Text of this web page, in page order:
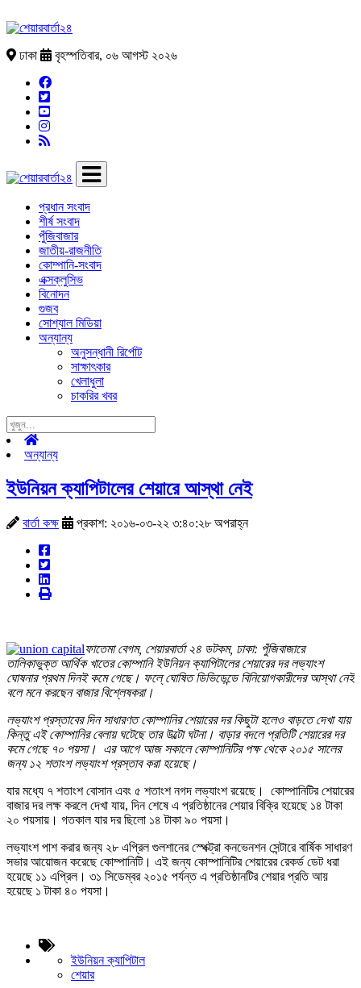
ঢাকা বৃহস্পতিবার, ০৬ আগস্ট ২০২৬
প্রধান সংবাদ
শীর্ষ সংবাদ
পুঁজিবাজার
জাতীয়-রাজনীতি
কোম্পানি-সংবাদ
এক্সক্লুসিভ
বিনোদন
গুজব
সোশ্যাল মিডিয়া
অন্যান্য
অনুসন্ধানী রির্পোট
সাক্ষাৎকার
খেলাধুলা
চাকরির খবর
অন্যান্য
ইউনিয়ন ক্যাপিটালের শেয়ারে আস্থা নেই
বার্তা কক্ষ প্রকাশ: ২০১৬-০৩-২২ ৩:৪০:২৮ অপরাহ্ন
ফাতেমা বেগম, শেয়ারবার্তা ২৪ ডটকম, ঢাকা: পুঁজিবাজারে
তালিকাভুক্ত আর্থিক খাতের কোম্পানি ইউনিয়ন ক্যাপিটালের শেয়ারের দর লভ্যাংশ
ঘোষনার প্রথম দিনই কমে গেছে। ফলে্ ঘোষিত ডিভিডেন্ডে বিনিয়োগকারীদের আস্থা নেই
বলে মনে করছেন বাজার বিশ্লেষকরা।
লভ্যাংশ প্রস্তাবের দিন সাধারণত কোম্পানির শেয়ারের দর কিছুটা হলেও বাড়তে দেখা যায়
কিন্তু এই কোম্পানির বেলায় ঘটেছে তার উল্টো ঘটনা। বাড়ার বদলে প্রতিটি শেয়ারের দর
কমে গেছে ৭০ পয়সা। এর আগে আজ সকালে কোম্পানিটির পক্ষ থেকে ২০১৫ সালের
জন্য ১২ শতাংশ লভ্যাংশ প্রস্তাব করা হয়েছে।
যার মধ্যে ৭ শতাংশ বোসান এবং ৫ শতাংশ নগদ লভ্যাংশ রয়েছে। কোম্পানিটির শেয়ারের
বাজার দর লক্ষ করলে দেখা যায়, দিন শেষে এ প্রতিষ্ঠানের শেয়ার বিক্রি হয়েছে ১৪ টাকা
২০ পয়সায়। গতকাল যার দর ছিলো ১৪ টাকা ৯০ পয়সা।
লভ্যাংশ পাশ করার জন্য ২৮ এপ্রিল গুলশানের স্পেক্ট্রা কনভেনশন সেন্টারে বার্ষিক সাধারণ
সভার আয়োজন করেছে কোম্পানিটি। এই জন্য কোম্পানিটির শেয়ারের রেকর্ড ডেট ধরা
হয়েছে ১১ এপ্রিল। ৩১ সিডেম্বর ২০১৫ পর্যন্ত এ প্রতিষ্ঠানটির শেয়ার প্রতি আয়
হয়েছে ১ টাকা ৪০ পযসা।
ইউনিয়ন ক্যাপিটাল
শেয়ার